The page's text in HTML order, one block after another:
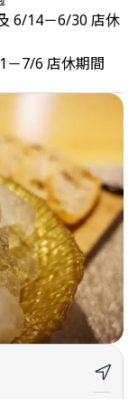
6/14－6/30 店休
－7/6 店休期間